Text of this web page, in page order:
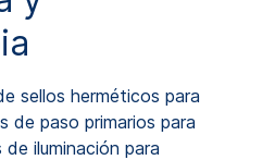
sellos herméticos para
de paso primarios para
iluminación para